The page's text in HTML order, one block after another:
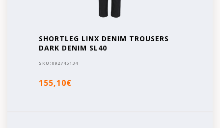
SHORTLEG LINX DENIM TROUSERS
DARK DENIM SL40
SKU: 092745134
155,10€